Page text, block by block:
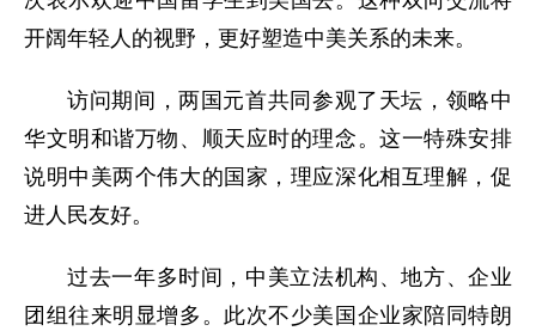
开阔年轻人的视野，更好塑造中美关系的未来。
访问期间，两国元首共同参观了天坛，领略中
华文明和谐万物、顺天应时的理念。这一特殊安排
说明中美两个伟大的国家，理应深化相互理解，促
进人民友好。
过去一年多时间，中美立法机构、地方、企业
团组往来明显增多。此次不少美国企业家陪同特朗